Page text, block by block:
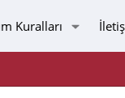
Kuralları